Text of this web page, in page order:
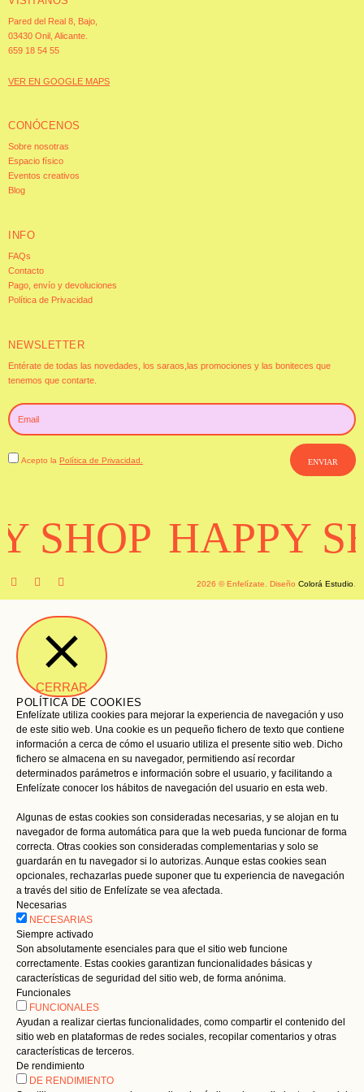
Pared del Real 8, Bajo,
03430 Onil, Alicante.
659 18 54 55
VER EN GOOGLE MAPS
CONÓCENOS
Sobre nosotras
Espacio físico
Eventos creativos
Blog
INFO
FAQs
Contacto
Pago, envío y devoluciones
Política de Privacidad
NEWSLETTER
Entérate de todas las novedades, los saraos,las promociones y las boniteces que
tenemos que contarte.
Acepto la Política de Privacidad. ENVIAR
SHOP HAPPY
2026 © Enfelízate. Diseño Colorá Estudio.
CERRAR
POLÍTICA DE COOKIES
Enfelízate utiliza cookies para mejorar la experiencia de navegación y uso
de este sitio web. Una cookie es un pequeño fichero de texto que contiene
información a cerca de cómo el usuario utiliza el presente sitio web. Dicho
fichero se almacena en su navegador, permitiendo así recordar
determinados parámetros e información sobre el usuario, y facilitando a
Enfelízate conocer los hábitos de navegación del usuario en esta web.
Algunas de estas cookies son consideradas necesarias, y se alojan en tu
navegador de forma automática para que la web pueda funcionar de forma
correcta. Otras cookies son consideradas complementarias y solo se
guardarán en tu navegador si lo autorizas. Aunque estas cookies sean
opcionales, rechazarlas puede suponer que tu experiencia de navegación
a través del sitio de Enfelízate se vea afectada.
Necesarias
NECESARIAS
Siempre activado
Son absolutamente esenciales para que el sitio web funcione
correctamente. Estas cookies garantizan funcionalidades básicas y
características de seguridad del sitio web, de forma anónima.
Funcionales
FUNCIONALES
Ayudan a realizar ciertas funcionalidades, como compartir el contenido del
sitio web en plataformas de redes sociales, recopilar comentarios y otras
características de terceros.
De rendimiento
DE RENDIMIENTO